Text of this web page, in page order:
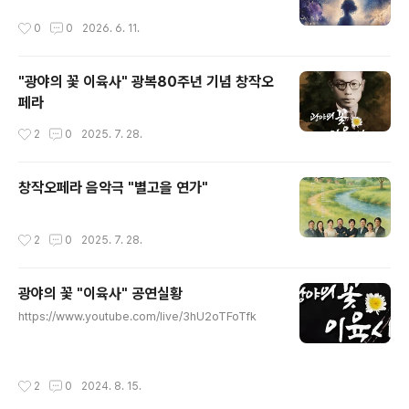
0 0 2026. 6. 11.
"광야의 꽃 이육사" 광복80주년 기념 창작오
페라
2 0 2025. 7. 28.
창작오페라 음악극 "별고을 연가"
2 0 2025. 7. 28.
광야의 꽃 "이육사" 공연실황
https://www.youtube.com/live/3hU2oTFoTfk
2 0 2024. 8. 15.